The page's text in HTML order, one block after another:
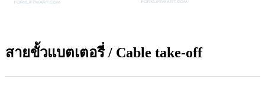
สายขั้วแบตเตอรี่ / Cable take-off